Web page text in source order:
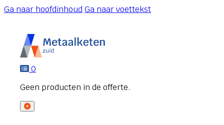
Ga naar hoofdinhoudGa naar voettekst
0